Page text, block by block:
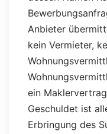
Anbieter
kein Vermieter,
ein
Geschuldet ist
Erbringung des